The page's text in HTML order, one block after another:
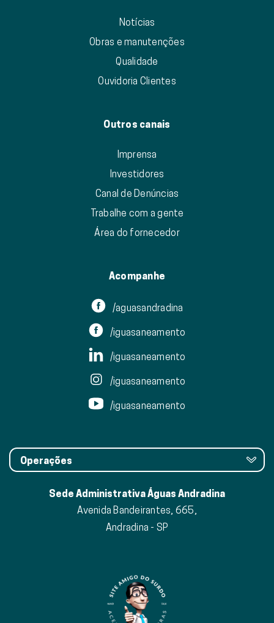
Notícias
Obras e manutenções
Qualidade
Ouvidoria Clientes
Outros canais
Imprensa
Investidores
Canal de Denúncias
Trabalhe com a gente
Área do fornecedor
Acompanhe
/aguasandradina
/iguasaneamento
/iguasaneamento
/iguasaneamento
/iguasaneamento
Operações
Sede Administrativa Águas Andradina
Avenida Bandeirantes, 665,
Andradina - SP